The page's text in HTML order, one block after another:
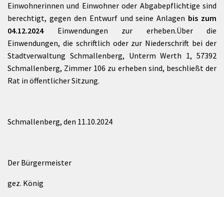
Einwohnerinnen und Einwohner oder Abgabepflichtige sind
berechtigt, gegen den Entwurf und seine Anlagen bis zum
04.12.2024 Einwendungen zur erheben.Über die
Einwendungen, die schriftlich oder zur Niederschrift bei der
Stadtverwaltung Schmallenberg, Unterm Werth 1, 57392
Schmallenberg, Zimmer 106 zu erheben sind, beschließt der
Rat in öffentlicher Sitzung.
Schmallenberg, den 11.10.2024
Der Bürgermeister
gez. König